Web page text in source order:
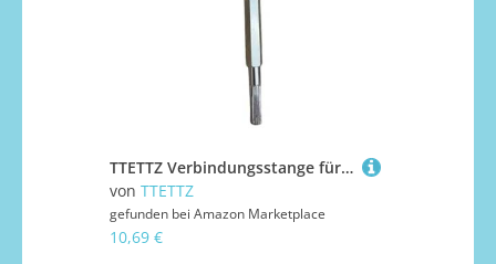
TTETTZ Verbindungsstange für Doppelpedal Bassdrum Kardanwelle Ersatz Pleuelstange Als Percussion Teil für EIN Flüssiges Spielgefühl für Die Wartung Und Aufrü, Kein Clip
von TTETTZ
gefunden bei Amazon Marketplace
10,69 €